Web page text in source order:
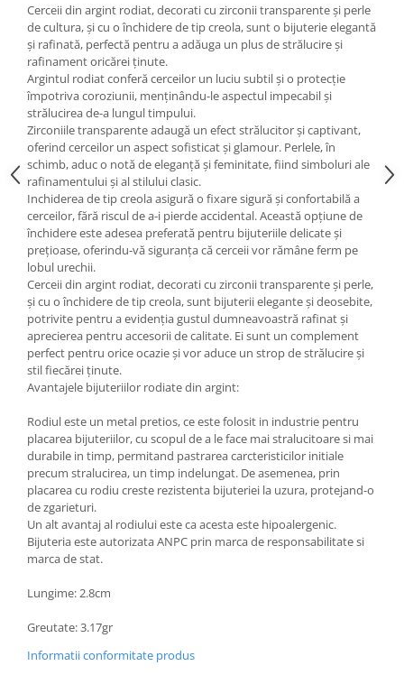
Cerceii din argint rodiat, decorati cu zirconii transparente și perle
de cultura, și cu o închidere de tip creola, sunt o bijuterie elegantă
și rafinată, perfectă pentru a adăuga un plus de strălucire și
rafinament oricărei ținute.
Argintul rodiat conferă cerceilor un luciu subtil și o protecție
împotriva coroziunii, menținându-le aspectul impecabil și
strălucirea de-a lungul timpului.
Zirconiile transparente adaugă un efect strălucitor și captivant,
oferind cerceilor un aspect sofisticat și glamour. Perlele, în
schimb, aduc o notă de eleganță și feminitate, fiind simboluri ale
rafinamentului și al stilului clasic.
Inchiderea de tip creola asigură o fixare sigură și confortabilă a
cerceilor, fără riscul de a-i pierde accidental. Această opțiune de
închidere este adesea preferată pentru bijuteriile delicate și
prețioase, oferindu-vă siguranța că cerceii vor rămâne ferm pe
lobul urechii.
Cerceii din argint rodiat, decorati cu zirconii transparente și perle,
și cu o închidere de tip creola, sunt bijuterii elegante și deosebite,
potrivite pentru a evidenția gustul dumneavoastră rafinat și
aprecierea pentru accesorii de calitate. Ei sunt un complement
perfect pentru orice ocazie și vor aduce un strop de strălucire și
stil fiecărei ținute.
Avantajele bijuteriilor rodiate din argint:
Rodiul este un metal pretios, ce este folosit in industrie pentru
placarea bijuteriilor, cu scopul de a le face mai stralucitoare si mai
durabile in timp, permitand pastrarea carcteristicilor initiale
precum stralucirea, un timp indelungat. De asemenea, prin
placarea cu rodiu creste rezistenta bijuteriei la uzura, protejand-o
de zgarieturi.
Un alt avantaj al rodiului este ca acesta este hipoalergenic.
Bijuteria este autorizata ANPC prin marca de responsabilitate si
marca de stat.
Lungime: 2.8cm
Greutate: 3.17gr
Informatii conformitate produs